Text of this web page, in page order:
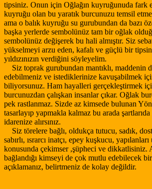
tipsiniz. Onun için Oğlağın kuyruğunuda fark
kuyruğu olan bu yaratık burcunuzu temsil
ama o balık kuyruğu su gurubundan da bazı
başka yerlerde sembolünüz tam bir oğlak
sembolünüz değişerek bu hali almıştır. Siz
yükselmeyi arzu eden, kafalı ve güçlü bir
yıldızınızın verdiğini söyleyelim.
Siz toprak gurubundan mantıklı, maddenin
edebilmeniz ve istediklerinize kavuşabilmek
biliyorsunuz. Ham hayalleri gerçekleştirmek
burcunuzdan çalışkan insanlar çıkar. Oğlak
pek rastlanmaz. Sizde az kimsede bulunan
tasarlayıp yapmakla kalmaz bu arada
idarenize alırsınız.
Siz törelere bağlı, oldukça tutucu, sadık,
sabırlı, ısrarcı inatçı, epey kuşkucu,
konusunda çekimser ,şüpheci ve dikkatlisiniz.
bağlandığı kimseyi de çok mutlu edebilecek
açıklamanız, belirtmeniz de kolay değildir.